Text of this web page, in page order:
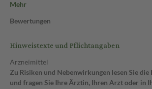
Mehr
Bewertungen
Hinweistexte und Pflichtangaben
Arzneimittel
Zu Risiken und Nebenwirkungen lesen Sie die
und fragen Sie Ihre Ärztin, Ihren Arzt oder in